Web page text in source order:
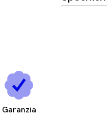
Garanzia